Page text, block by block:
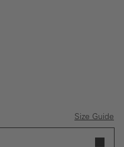
Size Guide